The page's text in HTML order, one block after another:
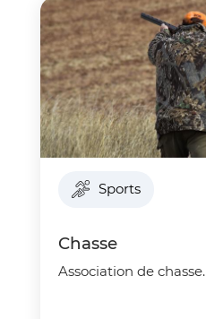
Sports
Chasse
Association de chasse.